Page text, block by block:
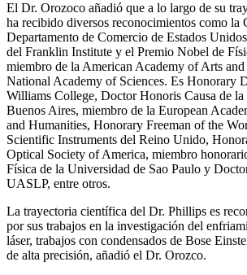
El Dr. Orozoco añadió que a lo largo de su
ha recibido diversos reconocimientos como la
Departamento de Comercio de Estados
del Franklin Institute y el Premio Nobel de
miembro de la American Academy of Arts and
National Academy of Sciences. Es Honorary
Williams College, Doctor Honoris Causa de
Buenos Aires, miembro de la European
and Humanities, Honorary Freeman of the
Scientific Instruments del Reino Unido,
Optical Society of America, miembro
Física de la Universidad de Sao Paulo y
UASLP, entre otros.
La trayectoria científica del Dr. Phillips es
por sus trabajos en la investigación del
láser, trabajos con condensados de Bose
de alta precisión, añadió el Dr. Orozco.